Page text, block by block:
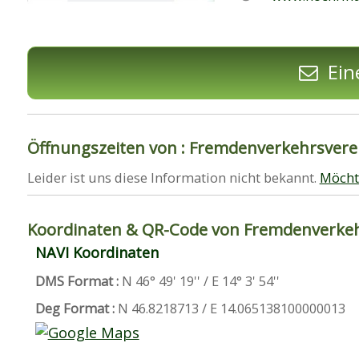
Öffnungszeiten von :
Leider ist uns diese Information nicht bekannt.
Koordinaten & QR-Code von
NAVI Koordinaten
DMS Format : N 46° 49' 19'' / E 14° 3' 54''
Deg Format : N 46.8218713 / E 14.065138100000013